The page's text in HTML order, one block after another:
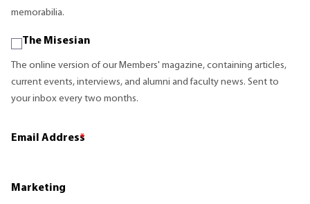
memorabilia.
The Misesian
The online version of our Members' magazine, containing articles,
current events, interviews, and alumni and faculty news. Sent to
your inbox every two months.
Email Address
*
Marketing